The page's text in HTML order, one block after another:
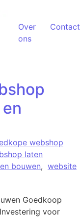
Over
ons
Contact
webshop
laten
bouwen, website
Goedkoop
voor